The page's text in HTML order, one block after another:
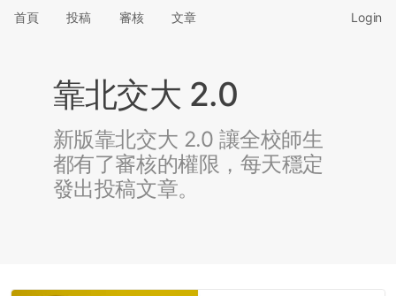
首頁 投稿 審核 文章 Login
靠北交大 2.0
新版靠北交大 2.0 讓全校師生
都有了審核的權限，每天穩定
發出投稿文章。